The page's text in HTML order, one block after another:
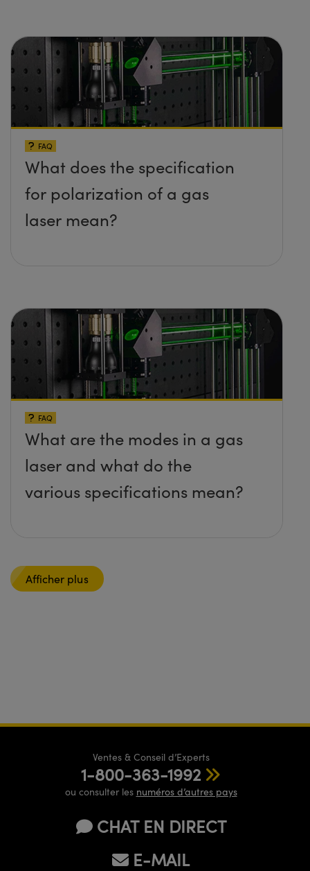
FAQ
What does the specification
for polarization of a gas
laser mean?
FAQ
What are the modes in a gas
laser and what do the
various specifications mean?
Afficher plus
Ventes & Conseil d’Experts
1-800-363-1992
ou consulter les numéros d’autres pays
CHAT EN DIRECT
E-MAIL